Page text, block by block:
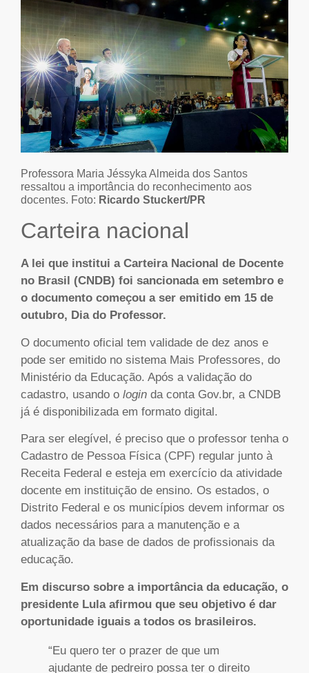
Professora Maria Jéssyka Almeida dos Santos
ressaltou a importância do reconhecimento aos
docentes. Foto: Ricardo Stuckert/PR
Carteira nacional
A lei que institui a Carteira Nacional de Docente
no Brasil (CNDB) foi sancionada em setembro e
o documento começou a ser emitido em 15 de
outubro, Dia do Professor.
O documento oficial tem validade de dez anos e
pode ser emitido no sistema Mais Professores, do
Ministério da Educação. Após a validação do
cadastro, usando o login da conta Gov.br, a CNDB
já é disponibilizada em formato digital.
Para ser elegível, é preciso que o professor tenha o
Cadastro de Pessoa Física (CPF) regular junto à
Receita Federal e esteja em exercício da atividade
docente em instituição de ensino. Os estados, o
Distrito Federal e os municípios devem informar os
dados necessários para a manutenção e a
atualização da base de dados de profissionais da
educação.
Em discurso sobre a importância da educação, o
presidente Lula afirmou que seu objetivo é dar
oportunidade iguais a todos os brasileiros.
“Eu quero ter o prazer de que um
ajudante de pedreiro possa ter o direito